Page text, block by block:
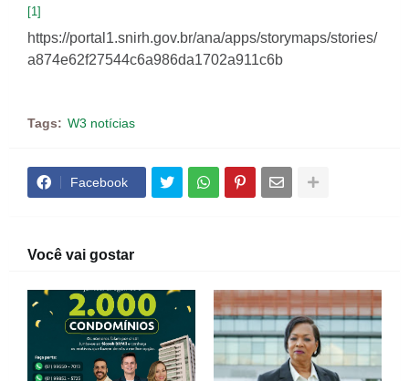
[1]
https://portal1.snirh.gov.br/ana/apps/storymaps/stories/
a874e62f27544c6a986da1702a911c6b
Tags: W3 notícias
Facebook
Você vai gostar